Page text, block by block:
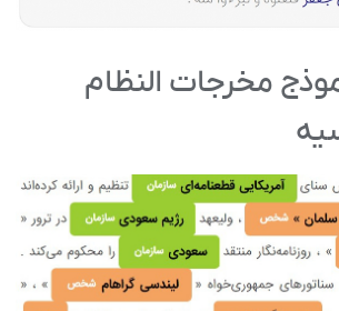
2: نموذج مخرجات النظام